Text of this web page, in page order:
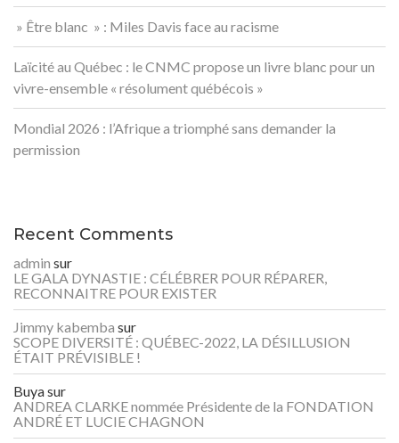
» Être blanc » : Miles Davis face au racisme
Laïcité au Québec : le CNMC propose un livre blanc pour un
vivre-ensemble « résolument québécois »
Mondial 2026 : l’Afrique a triomphé sans demander la
permission
Recent Comments
admin sur
LE GALA DYNASTIE : CÉLÉBRER POUR RÉPARER,
RECONNAITRE POUR EXISTER
Jimmy kabemba sur
SCOPE DIVERSITÉ : QUÉBEC-2022, LA DÉSILLUSION
ÉTAIT PRÉVISIBLE !
Buyasur
ANDREA CLARKE nommée Présidente de la FONDATION
ANDRÉ ET LUCIE CHAGNON